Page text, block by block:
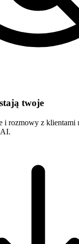
twoje
i rozmowy z klientami